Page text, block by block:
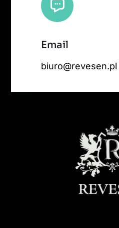
Email
biuro@revesen.pl